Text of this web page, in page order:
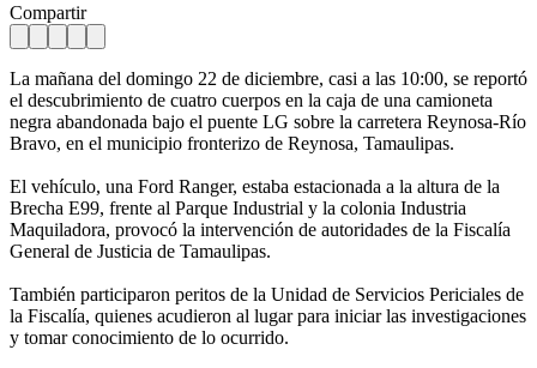
Compartir
La mañana del domingo 22 de diciembre, casi a las 10:00, se reportó
el descubrimiento de cuatro cuerpos en la caja de una camioneta
negra abandonada bajo el puente LG sobre la carretera Reynosa-Río
Bravo, en el municipio fronterizo de Reynosa, Tamaulipas.
El vehículo, una Ford Ranger, estaba estacionada a la altura de la
Brecha E99, frente al Parque Industrial y la colonia Industria
Maquiladora, provocó la intervención de autoridades de la Fiscalía
General de Justicia de Tamaulipas.
También participaron peritos de la Unidad de Servicios Periciales de
la Fiscalía, quienes acudieron al lugar para iniciar las investigaciones
y tomar conocimiento de lo ocurrido.